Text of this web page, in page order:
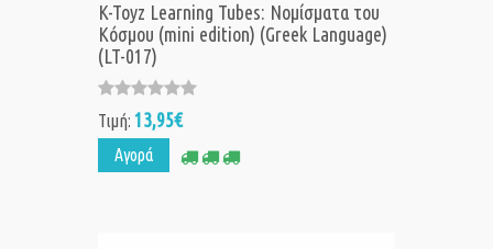
K-Toyz Learning Tubes: Νομίσματα του
Κόσμου (mini edition) (Greek Language)
(LT-017)
Τιμή: 13,95€
Αγορά